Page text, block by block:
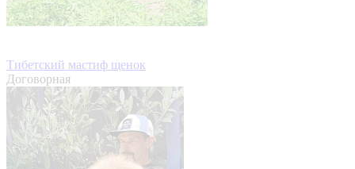
Тибетский мастиф щенок
Договорная